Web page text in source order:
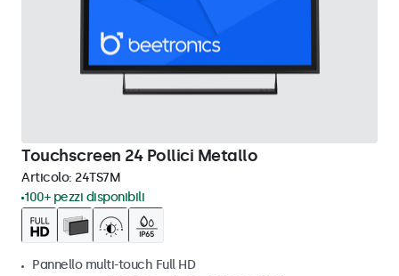
Touchscreen 24 Pollici Metallo
Articolo: 24TS7M
100+ pezzi disponibili
Pannello multi-touch Full HD